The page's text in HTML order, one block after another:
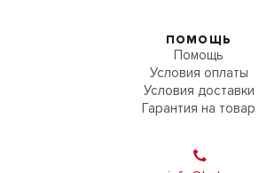
ПОМОЩЬ
Помощь
Условия оплаты
Условия доставки
Гарантия на товар